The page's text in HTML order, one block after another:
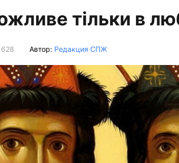
тільки в
Автор: Редакция СПЖ